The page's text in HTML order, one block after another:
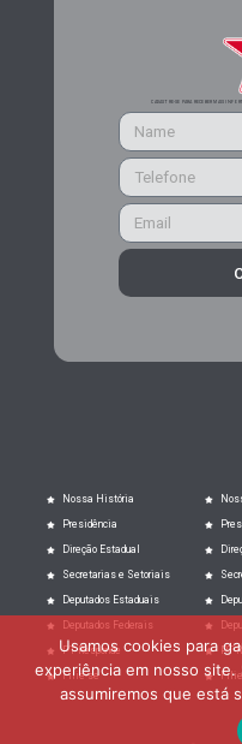
CADASTRE-SE PARA RECEBER MAIS
Nossa História
Presidência
Direção Estadual
Secretarias e Setoriais
Deputados Estaduais
Deputados Federais
PT Responde
Filie-se
PT
Usamos cookies para
experiência em nosso
assumiremos que está